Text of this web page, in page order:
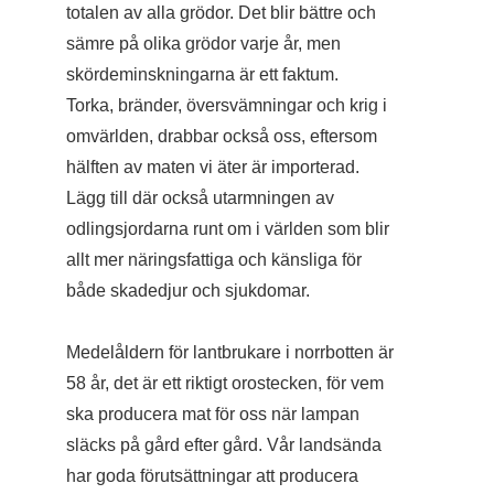
totalen av alla grödor. Det blir bättre och
sämre på olika grödor varje år, men
skördeminskningarna är ett faktum.
Torka, bränder, översvämningar och krig i
omvärlden, drabbar också oss, eftersom
hälften av maten vi äter är importerad.
Lägg till där också utarmningen av
odlingsjordarna runt om i världen som blir
allt mer näringsfattiga och känsliga för
både skadedjur och sjukdomar.
Medelåldern för lantbrukare i norrbotten är
58 år, det är ett riktigt orostecken, för vem
ska producera mat för oss när lampan
släcks på gård efter gård. Vår landsända
har goda förutsättningar att producera